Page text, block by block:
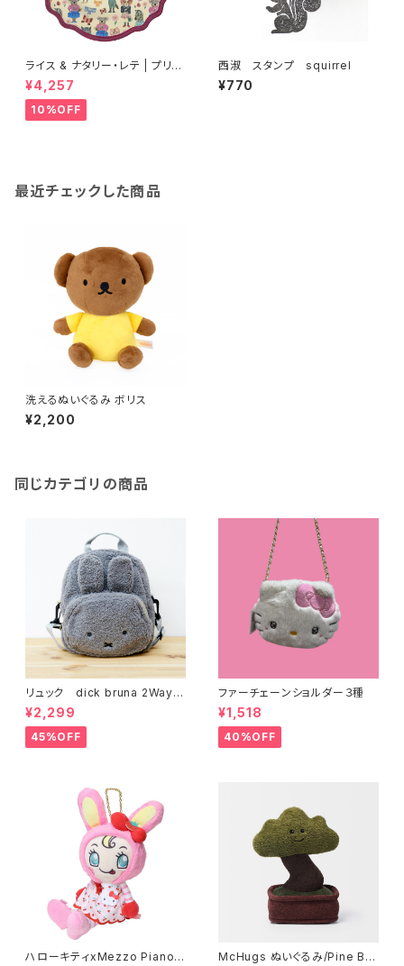
ライス & ナタリー・レテ | プリン
トメラミンディナープレート ボル
ドー【タイ製】
¥4,257
10%OFF
西淑 スタンプ squirrel
¥770
最近チェックした商品
洗えるぬいぐるみ ボリス
¥2,200
同じカテゴリの商品
リュック dick bruna 2Way
¥2,299
45%OFF
ファーチェーンショルダー３種
¥1,518
40%OFF
ハローキティxMezzo Piano
McHugs ぬいぐるみ/Pine Bo